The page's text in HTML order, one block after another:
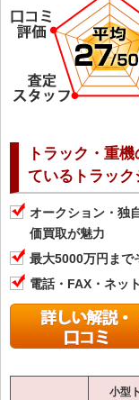
トラック・重
ているトラック
オークション・独
価買取が魅力
最大5000万円まで
電話・FAX・ネッ
小型